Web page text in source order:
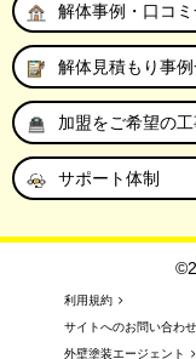
解体事例・口コ
解体見積もり事
加盟をご希望の
サポート体制
利用規約
サイトへのお問い合わせ
外壁塗装エージェント